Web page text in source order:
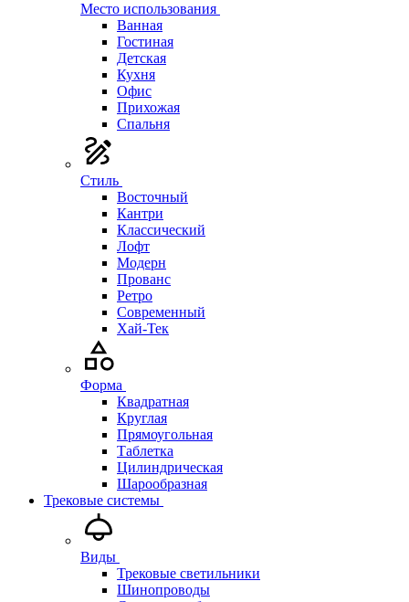
Место использования
Ванная
Гостиная
Детская
Кухня
Офис
Прихожая
Спальня
Стиль
Восточный
Кантри
Классический
Лофт
Модерн
Прованс
Ретро
Современный
Хай-Тек
Форма
Квадратная
Круглая
Прямоугольная
Таблетка
Цилиндрическая
Шарообразная
Трековые системы
Виды
Трековые светильники
Шинопроводы